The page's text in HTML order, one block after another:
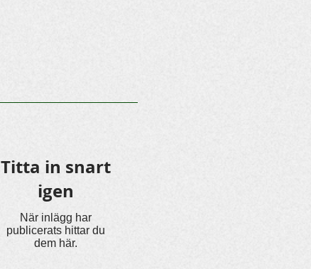
Titta in snart
igen
När inlägg har
publicerats hittar du
dem här.